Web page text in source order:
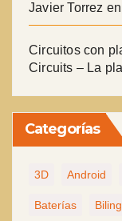
Javier Torrez
Circuitos con
Circuits – La
Categorías
3D Android
Baterías